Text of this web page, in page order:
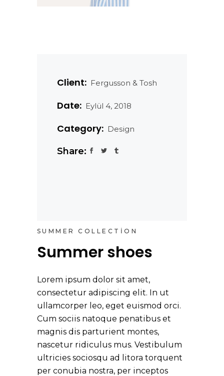
Client: Fergusson & Tosh
Date: Eylül 4, 2018
Category: Design
Share:
SUMMER COLLECTION
Summer shoes
Lorem ipsum dolor sit amet,
consectetur adipiscing elit. In ut
ullamcorper leo, eget euismod orci.
Cum sociis natoque penatibus et
magnis dis parturient montes,
nascetur ridiculus mus. Vestibulum
ultricies sociosqu ad litora torquent
per conubia nostra, per inceptos